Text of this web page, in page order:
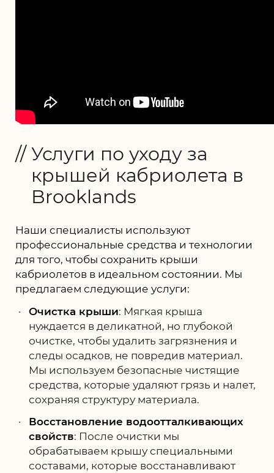
Услуги по уходу за
крышей кабриолета в
Brooklands
Наши специалисты используют
профессиональные средства и технологии
для того, чтобы сохранить крыши
кабриолетов в идеальном состоянии. Мы
предлагаем следующие услуги:
Очистка крыши: Мягкая крыша
нуждается в деликатной, но глубокой
очистке, чтобы удалить загрязнения и
следы осадков, не повредив материал.
Мы используем безопасные чистящие
средства, которые удаляют грязь и налет,
сохраняя структуру материала.
Восстановление водоотталкивающих
свойств: После очистки мы
обрабатываем крышу специальными
составами, которые восстанавливают